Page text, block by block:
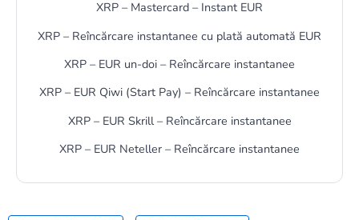
XRP – Mastercard – Instant EUR
XRP – Reîncărcare instantanee cu plată automată EUR
XRP – EUR un-doi – Reîncărcare instantanee
XRP – EUR Qiwi (Start Pay) – Reîncărcare instantanee
XRP – EUR Skrill – Reîncărcare instantanee
XRP – EUR Neteller – Reîncărcare instantanee